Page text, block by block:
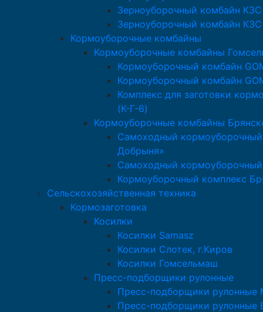
Зерноуборочный комбайн
Зерноуборочный комбайн
Кормоуборочные комбайны
Кормоуборочные комбайны
Кормоуборочный комбайн
Кормоуборочный комбайн
Комплекс для заготовки
(К-Г-6)
Кормоуборочные комбайны
Самоходный
Добрыня»
Самоходный
Кормоуборочный комплекс
Сельскохозяйственная техника
Кормозаготовка
Косилки
Косилки Samasz
Косилки Слотек, г.Киров
Косилки Гомсельмаш
Пресс-подборщики рулонные
Пресс-подборщики рулонные
Пресс-подборщики рулонные